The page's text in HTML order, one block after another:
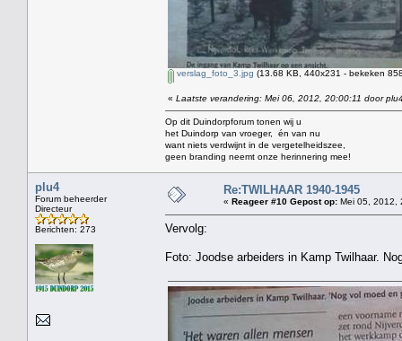
verslag_foto_3.jpg (13.68 KB, 440x231 - bekeken
« Laatste verandering: Mei 06, 2012, 20:00:11 door
Op dit Duindorpforum tonen wij u
het Duindorp van vroeger, én van nu
want niets verdwijnt in de vergetelheidszee,
geen branding neemt onze herinnering mee!
plu4
Forum beheerder
Directeur
Berichten: 273
Re:TWILHAAR 1940-1945
« Reageer #10 Gepost op: Mei 05, 2012,
Vervolg:
Foto: Joodse arbeiders in Kamp Twilhaar.